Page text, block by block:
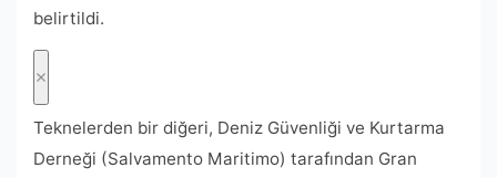
belirtildi.
Teknelerden bir diğeri, Deniz Güvenliği ve Kurtarma
Derneği (Salvamento Maritimo) tarafından Gran